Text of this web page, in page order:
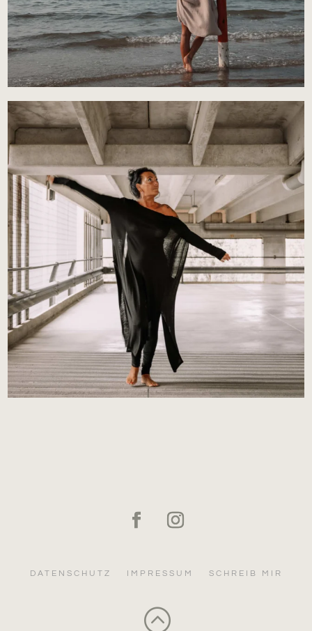
DATENSCHUTZ IMPRESSUM SCHREIB MIR
: